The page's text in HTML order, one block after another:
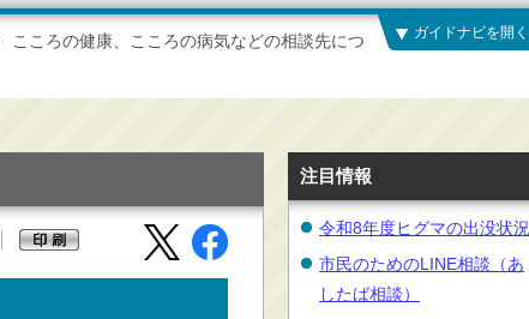
ガイドナビを開く
こころの健康、こころの病気などの相談先につ
注目情報
令和8年度ヒグマの出没状況
市民のためのLINE相談（あ
したば相談）